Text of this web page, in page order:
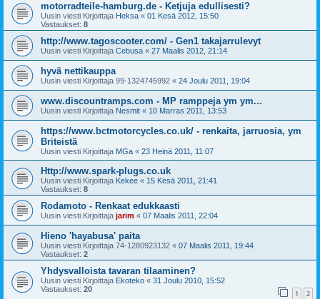
motorradteile-hamburg.de - Ketjuja edullisesti?
Uusin viesti Kirjoittaja Heksa « 01 Kesä 2012, 15:50
Vastaukset: 8
http://www.tagoscooter.com/ - Gen1 takajarrulevyt
Uusin viesti Kirjoittaja Cebusa « 27 Maalis 2012, 21:14
hyvä nettikauppa
Uusin viesti Kirjoittaja 99-1324745992 « 24 Joulu 2011, 19:04
www.discountramps.com - MP ramppeja ym ym...
Uusin viesti Kirjoittaja Nesmit « 10 Marras 2011, 13:53
https://www.bctmotorcycles.co.uk/ - renkaita, jarruosia, ym
Briteistä
Uusin viesti Kirjoittaja MGa « 23 Heinä 2011, 11:07
Http://www.spark-plugs.co.uk
Uusin viesti Kirjoittaja Kekee « 15 Kesä 2011, 21:41
Vastaukset: 8
Rodamoto - Renkaat edukkaasti
Uusin viesti Kirjoittaja jarim « 07 Maalis 2011, 22:04
Hieno 'hayabusa' paita
Uusin viesti Kirjoittaja 74-1280923132 « 07 Maalis 2011, 19:44
Vastaukset: 2
Yhdysvalloista tavaran tilaaminen?
Uusin viesti Kirjoittaja Ekoteko « 31 Joulu 2010, 15:52
Vastaukset: 20 1 2